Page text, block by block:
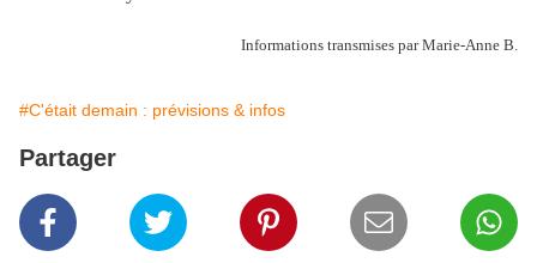
Informations transmises par Marie-Anne B.
#C'était demain : prévisions & infos
Partager